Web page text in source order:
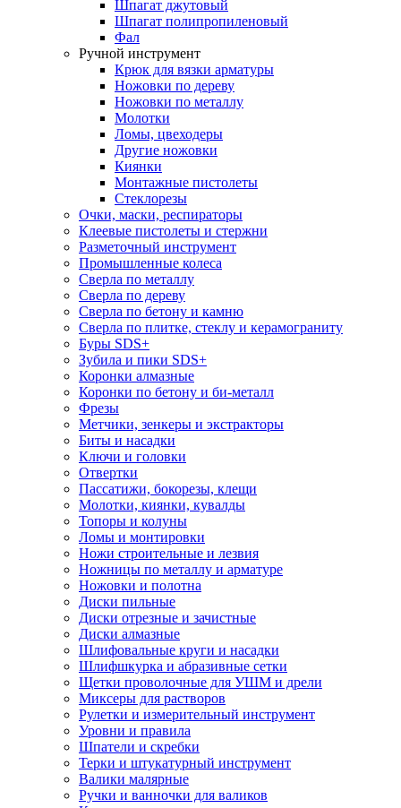
Шпагат джутовый
Шпагат полипропиленовый
Фал
Ручной инструмент
Крюк для вязки арматуры
Ножовки по дереву
Ножовки по металлу
Молотки
Ломы, цвеходеры
Другие ножовки
Киянки
Монтажные пистолеты
Стеклорезы
Очки, маски, респираторы
Клеевые пистолеты и стержни
Разметочный инструмент
Промышленные колеса
Сверла по металлу
Сверла по дереву
Сверла по бетону и камню
Сверла по плитке, стеклу и керамограниту
Буры SDS+
Зубила и пики SDS+
Коронки алмазные
Коронки по бетону и би-металл
Фрезы
Метчики, зенкеры и экстракторы
Биты и насадки
Ключи и головки
Отвертки
Пассатижи, бокорезы, клещи
Молотки, киянки, кувалды
Топоры и колуны
Ломы и монтировки
Ножи строительные и лезвия
Ножницы по металлу и арматуре
Ножовки и полотна
Диски пильные
Диски отрезные и зачистные
Диски алмазные
Шлифовальные круги и насадки
Шлифшкурка и абразивные сетки
Щетки проволочные для УШМ и дрели
Миксеры для растворов
Рулетки и измерительный инструмент
Уровни и правила
Шпатели и скребки
Терки и штукатурный инструмент
Валики малярные
Ручки и ванночки для валиков